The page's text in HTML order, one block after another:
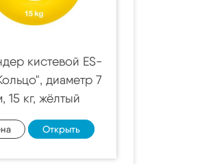
кистевой ES-
диаметр 7
15 кг, жёлтый
Открыть